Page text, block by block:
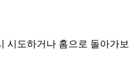
시도하거나 홈으로 돌아가보